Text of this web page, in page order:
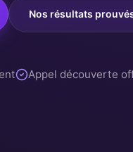
Nos résultats
Appel découverte